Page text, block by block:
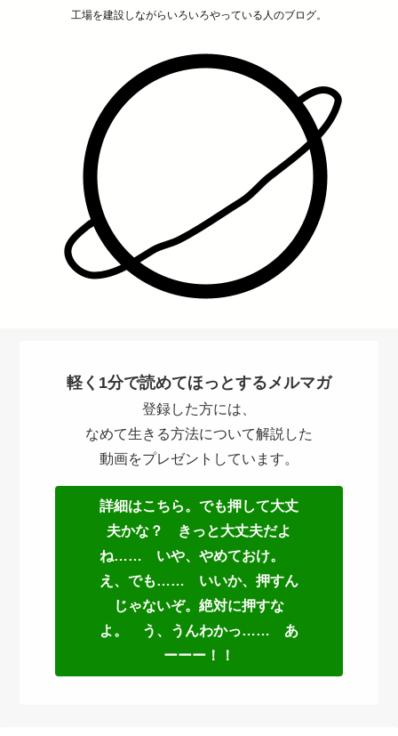
工場を建設しながらいろいろやっている人のブログ。
軽く1分で読めてほっとするメルマガ
登録した方には、
なめて生きる方法について解説した
動画をプレゼントしています。
詳細はこちら。でも押して大丈
夫かな？ きっと大丈夫だよ
ね…… いや、やめておけ。
え、でも…… いいか、押すん
じゃないぞ。絶対に押すな
よ。 う、うんわかっ…… あ
ーーー！！